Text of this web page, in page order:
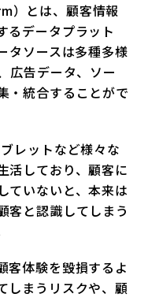
）とは、顧客情報
るデータプラット
タソースは多種多様
広告データ、ソー
・統合することがで
レットなど様々な
活しており、顧客に
ていないと、本来は
客と認識してしまう
客体験を毀損するよ
しまうリスクや、顧